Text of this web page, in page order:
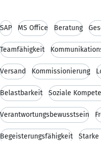
SAP MS Office Beratung
Teamfähigkeit
Versand Kommissionierung
Belastbarkeit Soziale
Verantwortungsbewusstsein
Begeisterungsfähigkeit